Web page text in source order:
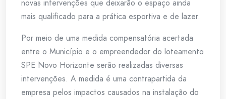
novas intervenções que deixarão o espaço ainda
mais qualificado para a prática esportiva e de lazer.
Por meio de uma medida compensatória acertada
entre o Município e o empreendedor do loteamento
SPE Novo Horizonte serão realizadas diversas
intervenções. A medida é uma contrapartida da
empresa pelos impactos causados na instalação do